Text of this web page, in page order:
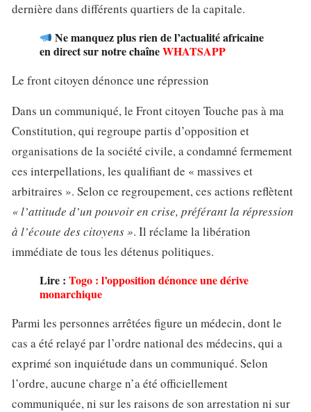
dernière dans différents quartiers de la capitale.
Ne manquez plus rien de l’actualité africaine
en direct sur notre chaîneWHATSAPP
Le front citoyen dénonce une répression
Dans un communiqué, le Front citoyen Touche pas à ma
Constitution, qui regroupe partis d’opposition et
organisations de la société civile, a condamné fermement
ces interpellations, les qualifiant de « massives et
arbitraires ». Selon ce regroupement, ces actions reflètent
« l’attitude d’un pouvoir en crise, préférant la répression
à l’écoute des citoyens ». Il réclame la libération
immédiate de tous les détenus politiques.
Lire : Togo : l’opposition dénonce une dérive
monarchique
Parmi les personnes arrêtées figure un médecin, dont le
cas a été relayé par l’ordre national des médecins, qui a
exprimé son inquiétude dans un communiqué. Selon
l’ordre, aucune charge n’a été officiellement
communiquée, ni sur les raisons de son arrestation ni sur